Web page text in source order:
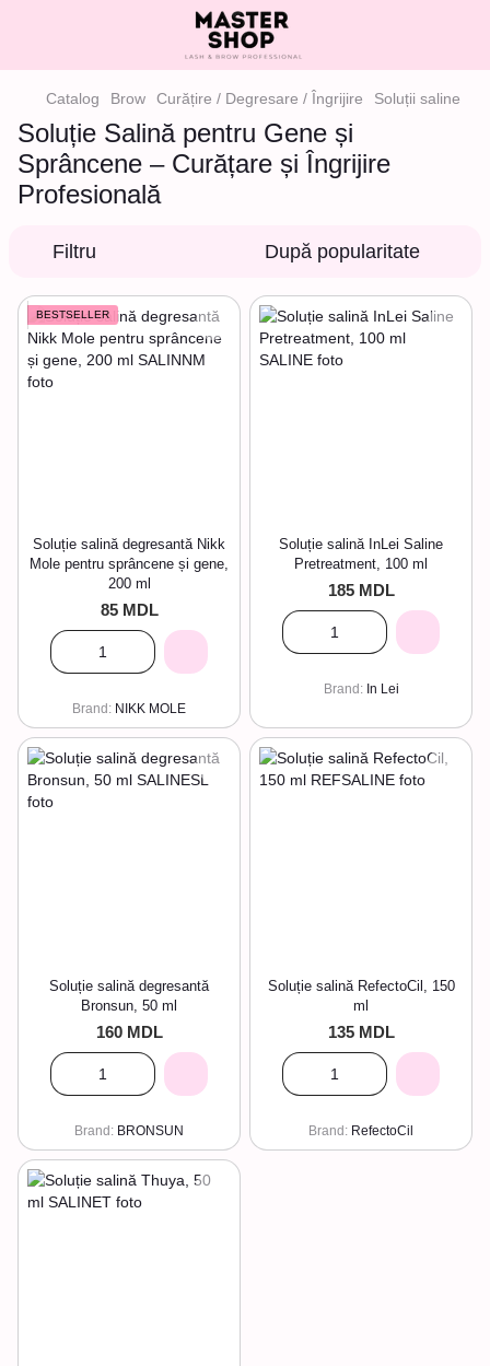
Catalog Brow Curățire / Degresare / Îngrijire Soluții saline
Soluție Salină pentru Gene și
Sprâncene – Curățare și Îngrijire
Profesională
Filtru După popularitate
BESTSELLER
Soluție salină degresantă Nikk
Mole pentru sprâncene și gene,
200 ml
85 MDL
Brand NIKK MOLE
Soluție salină InLei Saline
Pretreatment, 100 ml
185 MDL
Brand In Lei
Soluție salină degresantă
Bronsun, 50 ml
160 MDL
Brand BRONSUN
Soluție salină RefectoCil, 150
ml
135 MDL
Brand RefectoCil